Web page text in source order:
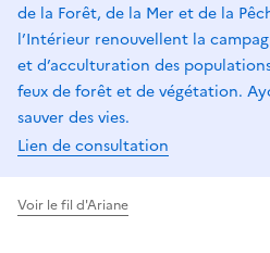
de la Forêt, de la Mer et de la
l’Intérieur renouvellent la
et d’acculturation des
feux de forêt et de végétation.
sauver des vies.
Lien de consultation
Voir le fil d'Ariane